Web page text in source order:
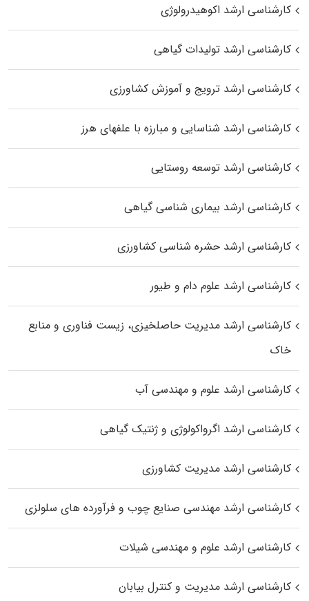
کارشناسی ارشد اکوهیدرولوژی
کارشناسی ارشد تولیدات گیاهی
کارشناسی ارشد ترویج و آموزش کشاورزی
کارشناسی ارشد شناسایی و مبارزه با علفهای هرز
کارشناسی ارشد توسعه روستایی
کارشناسی ارشد بیماری‌ شناسی گیاهی
کارشناسی ارشد حشره‌ شناسی کشاورزی
کارشناسی ارشد علوم دام و طیور
کارشناسی ارشد مدیریت حاصلخیزی، زیست فناوری و منابع
خاک
کارشناسی ارشد علوم و مهندسی آب
کارشناسی ارشد اگرواکولوژی و ژنتیک گیاهی
کارشناسی ارشد مدیریت کشاورزی
کارشناسی ارشد مهندسی صنایع چوب و فرآورده‌ های سلولزی
کارشناسی ارشد علوم و مهندسی شیلات
کارشناسی ارشد مدیریت و کنترل بیابان